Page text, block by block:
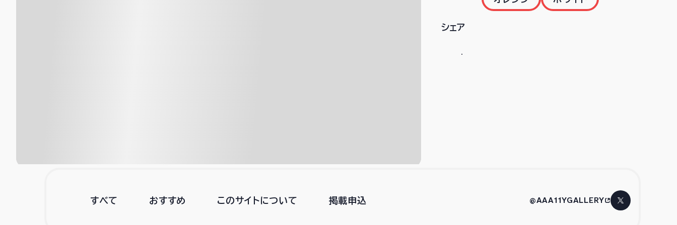
シェア
すべて おすすめ このサイトについて 掲載申込 @AAA11YGALLERY